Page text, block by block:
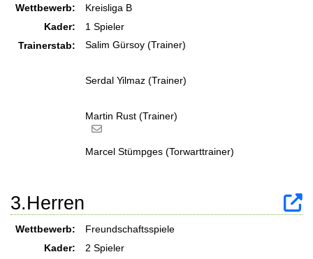
Wettbewerb:
Kreisliga B
Kader:
1 Spieler
Trainerstab:
Salim Gürsoy (Trainer)
Serdal Yilmaz (Trainer)
Martin Rust (Trainer)
Marcel Stümpges (Torwarttrainer)
3.Herren
Wettbewerb:
Freundschaftsspiele
Kader:
2 Spieler